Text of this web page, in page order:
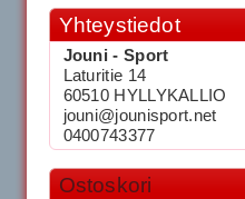
Yhteystiedot
Jouni - Sport
Laturitie 14
60510 HYLLYKALLIO
jouni@jounisport.net
0400743377
Ostoskori